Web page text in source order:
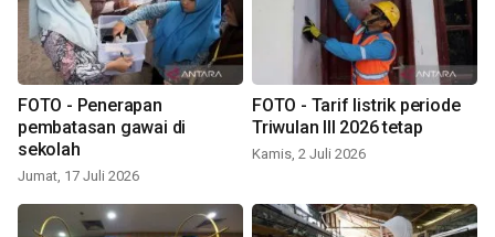
FOTO - Penerapan
pembatasan gawai di
sekolah
Jumat, 17 Juli 2026
FOTO - Tarif listrik periode
Triwulan III 2026 tetap
Kamis, 2 Juli 2026